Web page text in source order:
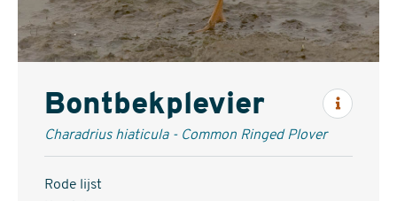
Bontbekplevier
Charadrius hiaticula - Common Ringed Plover
Rode lijst